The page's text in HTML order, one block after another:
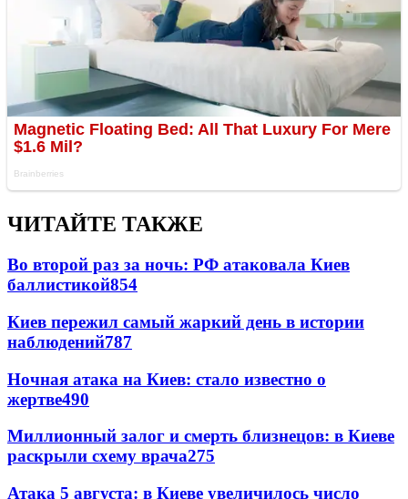
ЧИТАЙТЕ ТАКЖЕ
Во второй раз за ночь: РФ атаковала Киев
баллистикой854
Киев пережил самый жаркий день в истории
наблюдений787
Ночная атака на Киев: стало известно о
жертве490
Миллионный залог и смерть близнецов: в Киеве
раскрыли схему врача275
Атака 5 августа: в Киеве увеличилось число